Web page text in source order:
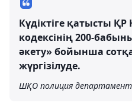
Күдіктіге қатысты
кодексінің 200-
әкету» бойынша сотқа
жүргізілуде.
ШҚО полиция